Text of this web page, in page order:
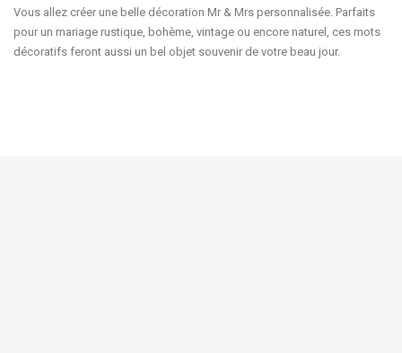
Vous allez créer une belle décoration Mr & Mrs personnalisée. Parfaits
pour un mariage rustique, bohème, vintage ou encore naturel , ces mots
décoratifs feront aussi un bel objet souvenir de votre beau jour.